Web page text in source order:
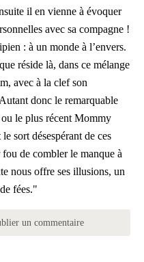
il en vienne à évoquer
avec sa compagne !
: à un monde à l’envers.
réside là, dans ce mélange
avec à la clef son
donc le remarquable
le plus récent Mommy
sort désespérant de ces
de combler le manque à
nous offre ses illusions, un
fées."
un commentaire